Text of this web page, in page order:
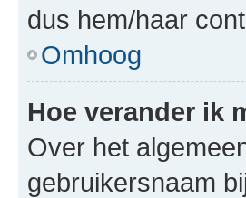
dus hem/haar
Omhoog
Hoe verander ik
Over het
gebruikersnaam